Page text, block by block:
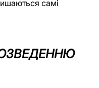
самі